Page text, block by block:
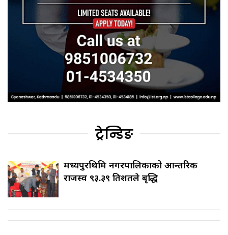
ट्रेन्डिङ
मध्यपुरथिमि नगरपालिकाको आन्तरिक
राजस्व ९३.३९ प्रतिशतले बृद्धि